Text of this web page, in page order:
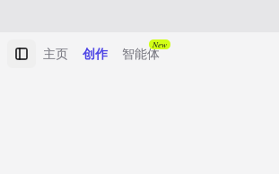
主页 创作 智能体
New